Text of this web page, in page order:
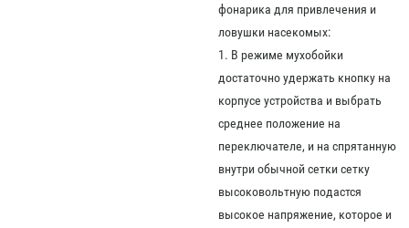
фонарика для привлечения и
ловушки насекомых:
1. В режиме мухобойки
достаточно удержать кнопку на
корпусе устройства и выбрать
среднее положение на
переключателе, и на спрятанную
внутри обычной сетки сетку
высоковольтную подастся
высокое напряжение, которое и